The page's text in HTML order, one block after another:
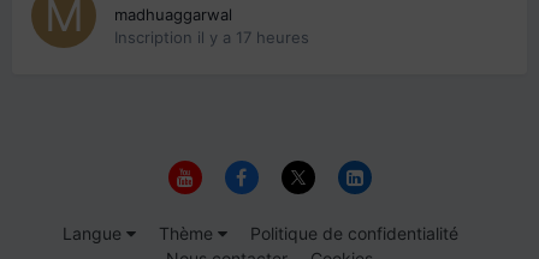
madhuaggarwal
Inscription il y a 17 heures
Langue Thème
Politique de confidentialité